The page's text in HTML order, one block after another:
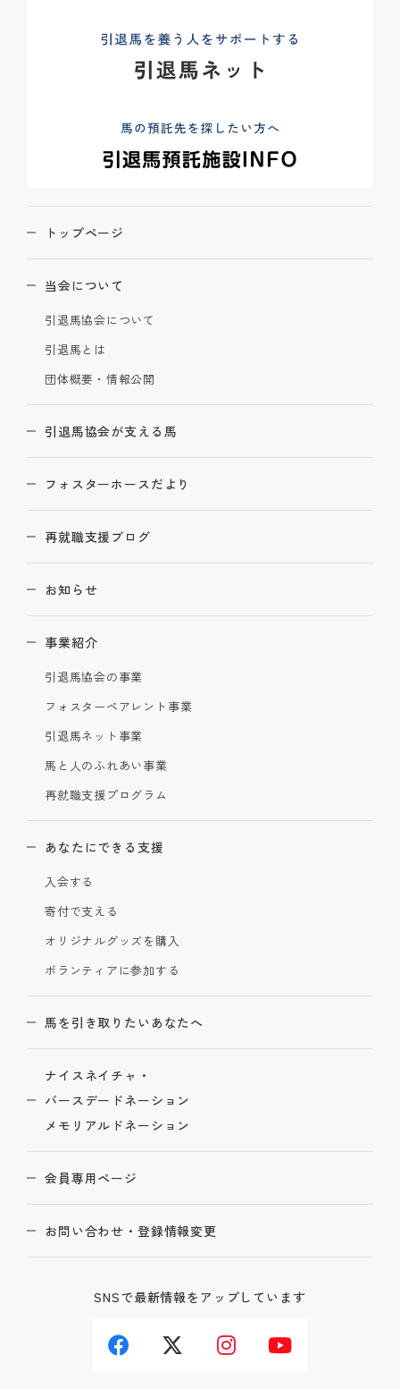
トップページ
当会について
引退馬協会について
引退馬とは
団体概要・情報公開
引退馬協会が支える馬
フォスターホースだより
再就職支援ブログ
お知らせ
事業紹介
引退馬協会の事業
フォスターペアレント事業
引退馬ネット事業
馬と人のふれあい事業
再就職支援プログラム
あなたにできる支援
入会する
寄付で支える
オリジナルグッズを購入
ボランティアに参加する
馬を引き取りたいあなたへ
ナイスネイチャ・
バースデードネーション
メモリアルドネーション
会員専用ページ
お問い合わせ・登録情報変更
SNSで最新情報をアップしています